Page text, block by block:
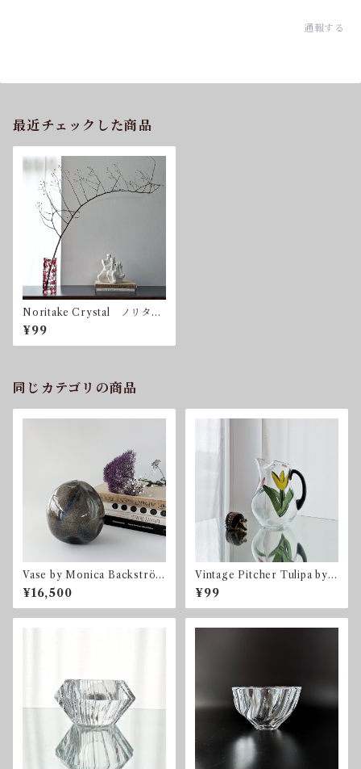
通報する
最近チェックした商品
Noritake Crystal ノリタ
ケ クリスタル 花入れ フ
ラワーベース 花瓶
¥99
同じカテゴリの商品
Vase by Monica Backström
for Kosta Boda コスタ・ボ
ダ スウェーデン
¥16,500
Vintage Pitcher Tulipa by
Ulrica Hydman Vallien for
Kosta Boda
¥99